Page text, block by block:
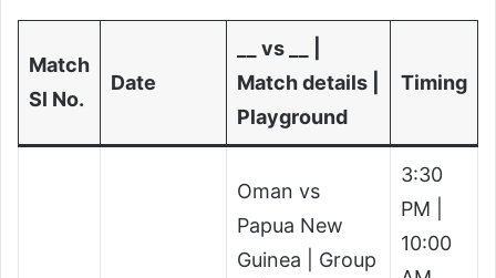
Match
Sl No.
Date
__ vs __ |
Match details |
Playground
Timing
Oman vs
Papua New
Guinea | Group
3:30
PM |
10:00